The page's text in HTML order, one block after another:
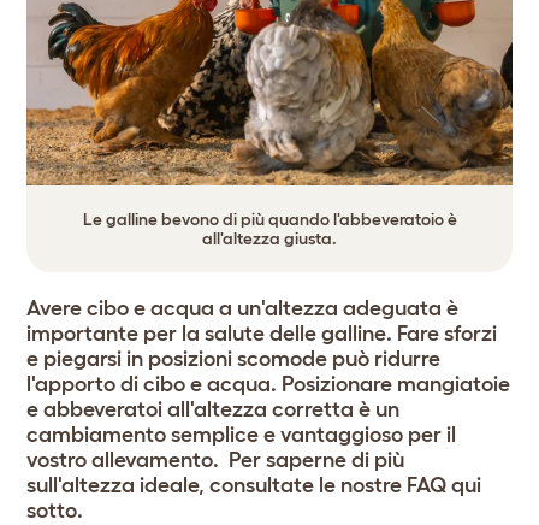
Le galline bevono di più quando l'abbeveratoio è
all'altezza giusta.
Avere cibo e acqua a un'altezza adeguata è
importante per la salute delle galline. Fare sforzi
e piegarsi in posizioni scomode può ridurre
l'apporto di cibo e acqua. Posizionare mangiatoie
e abbeveratoi all'altezza corretta è un
cambiamento semplice e vantaggioso per il
vostro allevamento. Per saperne di più
sull'altezza ideale, consultate le nostre FAQ qui
sotto.